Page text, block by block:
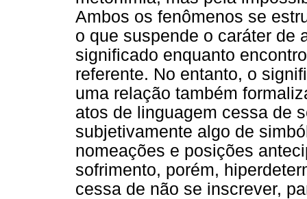
Ambos os fenômenos se
o que suspende o caráter de
significado enquanto
referente. No entanto, o
uma relação também
atos de linguagem cessa de
subjetivamente algo de
nomeações e posições
sofrimento, porém,
cessa de não se inscrever,